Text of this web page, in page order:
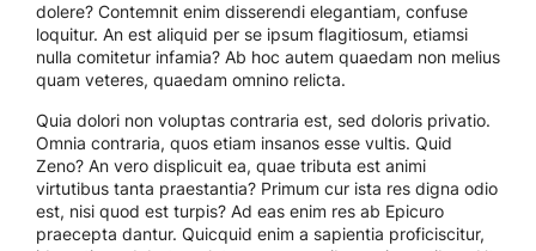
dolere? Contemnit enim disserendi elegantiam, confuse
loquitur. An est aliquid per se ipsum flagitiosum, etiamsi
nulla comitetur infamia? Ab hoc autem quaedam non melius
quam veteres, quaedam omnino relicta.
Quia dolori non voluptas contraria est, sed doloris privatio.
Omnia contraria, quos etiam insanos esse vultis. Quid
Zeno? An vero displicuit ea, quae tributa est animi
virtutibus tanta praestantia? Primum cur ista res digna odio
est, nisi quod est turpis? Ad eas enim res ab Epicuro
praecepta dantur. Quicquid enim a sapientia proficiscitur,